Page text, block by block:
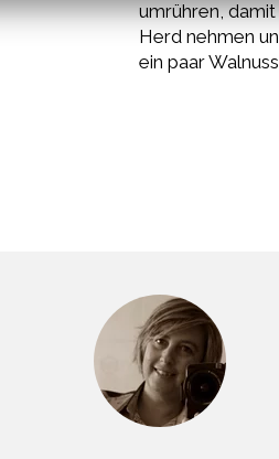
umrühren,
Herd nehmen
ein paar